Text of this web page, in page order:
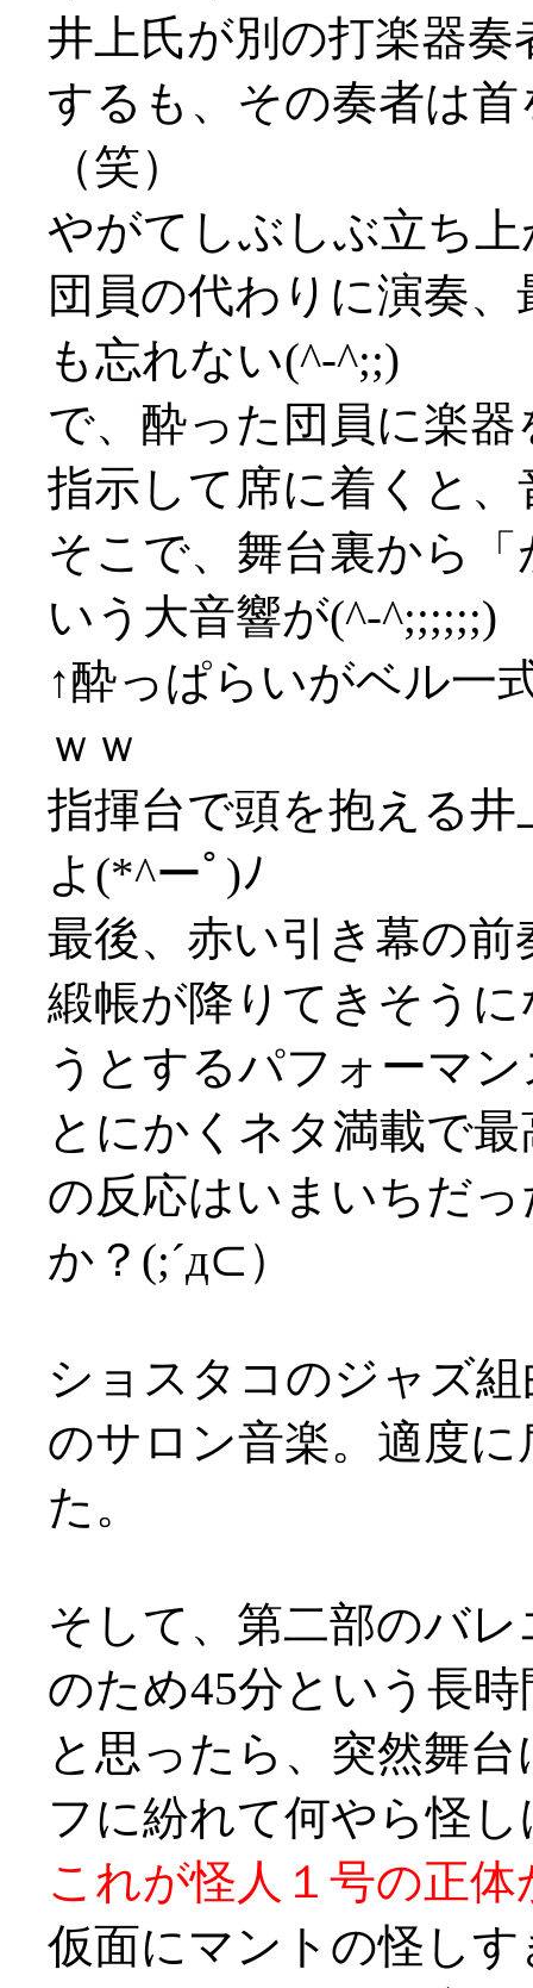
井上氏が別の打楽器
するも、その奏者は
（笑）
やがてしぶしぶ立ち
団員の代わりに演奏
も忘れない(^-^;;)
で、酔った団員に楽
指示して席に着くと
そこで、舞台裏から
いう大音響が(^-^;;;;;;)
↑酔っぱらいがベル一
ｗｗ
指揮台で頭を抱える
よ(*^ーﾟ)ﾉ
最後、赤い引き幕の
緞帳が降りてきそう
うとするパフォーマ
とにかくネタ満載で
の反応はいまいちだ
か？(;´д⊂）
ショスタコのジャズ
のサロン音楽。適度
た。
そして、第二部のバ
のため45分という長
と思ったら、突然舞
フに紛れて何やら怪
これが怪人１号の正体
仮面にマントの怪し